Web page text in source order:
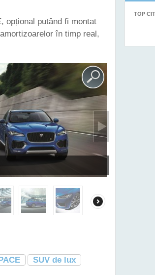
opțional putând fi montat
în timp real,
SUV de lux
TOP